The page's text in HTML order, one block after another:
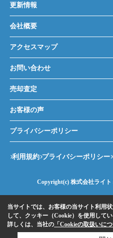
更新情報
会社概要
アクセスマップ
お問い合わせ
売却査定
お客様の声
プライバシーポリシー
利用規約 プライバシーポリシー
Copyright(c) 株式会社ライト
当サイトでは、お客様の当サイト利用
して、クッキー（Cookie）を使用してい
詳しくは、当社の 「Cookieの取扱いにつ